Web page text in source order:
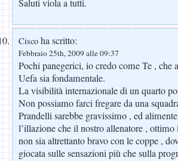
Saluti viola a tutti.
Cisco ha scritto:
Febbraio 25th, 2009 alle 09:37
Pochi panegerici, io credo come Te , che
Uefa sia fondamentale.
La visibilità internazionale di un quarto
Non possiamo farci fregare da una
Prandelli sarebbe gravissimo , ed
l’illazione che il nostro allenatore ,
non sia altrettanto bravo con le coppe ,
giocata sulle sensazioni più che sulla